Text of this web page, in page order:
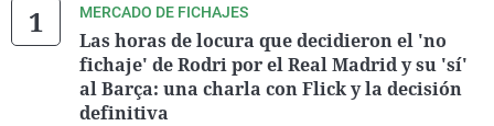
MERCADO DE FICHAJES
Las horas de locura que decidieron el 'no
fichaje' de Rodri por el Real Madrid y su 'sí'
al Barça: una charla con Flick y la decisión
definitiva